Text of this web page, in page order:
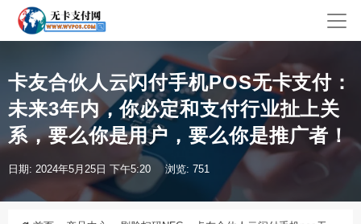
卡友合伙人云闪付手机POS无卡支付：
未来3年内，你必定和支付行业扯上关
系，要么你是用户，要么你是推广者！
日期: 2024年5月25日 下午5:20 浏览: 751